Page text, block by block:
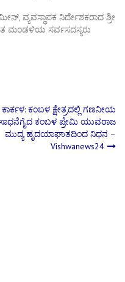
ವ್ಯವಸ್ಥಾಪಕ ನಿರ್ದೇಶಕರಾದ ಶ್ರೀ
ಮಂಡಳಿಯ ಸರ್ವಸದಸ್ಯರು
ಕಾರ್ಕಳ: ಕಂಬಳ ಕ್ಷೇತ್ರದಲ್ಲಿ ಗಣನೀಯ
ಕಂಬಳ ಪ್ರೇಮಿ ಯುವರಾಜ
ಮುದ್ಯ ಹೃದಯಾಘಾತದಿಂದ ನಿಧನ –
Vishwanews24